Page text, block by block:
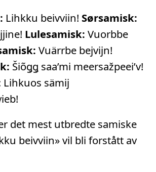
Lihkku beivviin! Sørsamisk:
Lulesamisk: Vuorbbe
Vuärrbe bejvijn!
Šiõǥǥ saa’mi meersažpeei’v!
Lihkuos sämij
det mest utbredte samiske
beivviin» vil bli forstått av